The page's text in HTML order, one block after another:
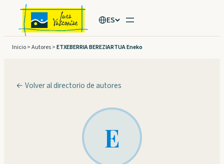
Saltar
contenido
ES
Inicio>Autores>ETXEBERRIA BEREZIARTUA Eneko
← Volver al directorio de autores
E